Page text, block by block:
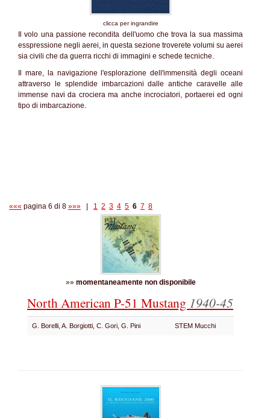
clicca per ingrandire
Il volo una passione recondita dell'uomo che trova la sua massima
esspressione negli aerei, in questa sezione troverete volumi su aerei
sia civili che da guerra ricchi di immagini e schede tecniche.
Il mare, la navigazione l'esplorazione dell'immensità degli oceani
attraverso le splendide imbarcazioni dalle antiche caravelle alle
immense navi da crociera ma anche incrociatori, portaerei ed ogni
tipo di imbarcazione.
««« pagina 6 di 8 »»» 1 2 3 4 5 6 7 8
»» momentaneamente non disponibile
North American P-51 Mustang 1940-45
G. Borelli, A. Borgiotti, C. Gori, G. Pini STEM Mucchi